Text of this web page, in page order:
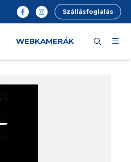
Szállásfoglalás
WEBKAMERÁK